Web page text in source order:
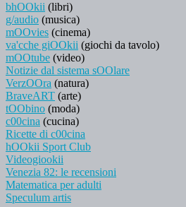
bhOOkii (libri)
g/audio (musica)
mOOvies (cinema)
va'cche giOOkii (giochi da tavolo)
mOOtube (video)
Notizie dal sistema sOOlare
VerzOOra (natura)
BraveART (arte)
tOObino (moda)
c00cina (cucina)
Ricette di c00cina
hOOkii Sport Club
Videogiookii
Venezia 82: le recensioni
Matematica per adulti
Speculum artis